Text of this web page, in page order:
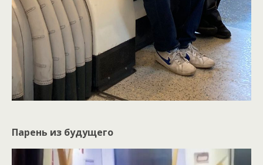
Парень из будущего